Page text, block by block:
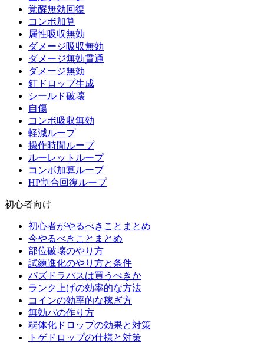
覚醒無効回復
コンボ加算
属性吸収無効
ダメージ吸収無効
ダメージ無効貫通
ダメージ無効
釘ドロップ生成
シールド破壊
自傷
コンボ吸収無効
軽減ループ
操作時間ループ
ルーレットループ
コンボ加算ループ
HP割合回復ループ
初心者向け
初心者がやるべきことまとめ
今やるべきことまとめ
部位破壊のやり方
試練進化のやり方と条件
パズドラパスは買うべきか
ランク上げの効率的な方法
コインの効率的な稼ぎ方
無効パの作り方
弱体化ドロップの効果と対策
トゲドロップの仕様と対策